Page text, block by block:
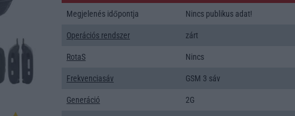
Megjelenés időpontja Nincs publikus adat!
Operációs rendszer zárt
RotaS Nincs
Frekvenciasáv GSM 3 sáv
Generáció 2G